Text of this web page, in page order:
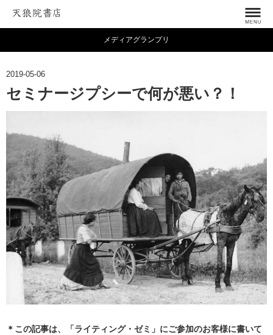
メディアグランプリ
2019-05-06
セミナージプシーで何が悪い？！
＊この記事は、「ライティング・ゼミ」にご参加のお客様に書いて